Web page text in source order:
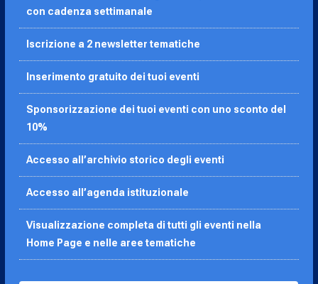
con cadenza settimanale
Iscrizione a 2 newsletter tematiche
Inserimento gratuito dei tuoi eventi
Sponsorizzazione dei tuoi eventi con uno sconto del
10%
Accesso all’archivio storico degli eventi
Accesso all’agenda istituzionale
Visualizzazione completa di tutti gli eventi nella
Home Page e nelle aree tematiche